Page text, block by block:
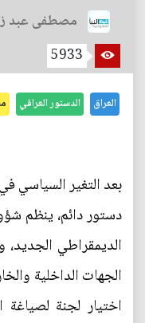
مصطفى عبد
5933
العراق الدستور العراقي
دستور دائم، ينظم
الديمقراطي
الجهات الداخلية
اختيار لجنة